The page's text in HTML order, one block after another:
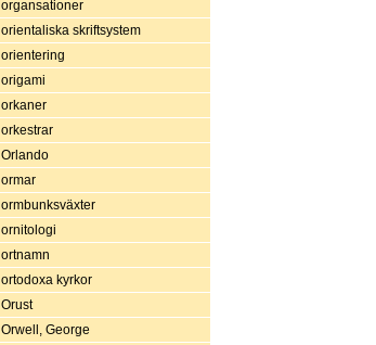
organsationer
orientaliska skriftsystem
orientering
origami
orkaner
orkestrar
Orlando
ormar
ormbunksväxter
ornitologi
ortnamn
ortodoxa kyrkor
Orust
Orwell, George